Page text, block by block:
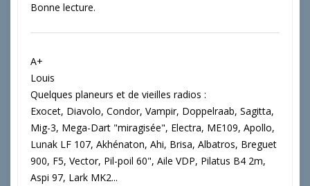
Bonne lecture.
A+
Louis
Quelques planeurs et de vieilles radios :
Exocet, Diavolo, Condor, Vampir, Doppelraab, Sagitta,
Mig-3, Mega-Dart "miragisée", Electra, ME109, Apollo,
Lunak LF 107, Akhénaton, Ahi, Brisa, Albatros, Breguet
900, F5, Vector, Pil-poil 60", Aile VDP, Pilatus B4 2m,
Aspi 97, Lark MK2...